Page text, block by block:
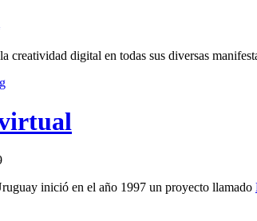
creatividad digital en todas sus diversas
inició en el año 1997 un proyecto llamado